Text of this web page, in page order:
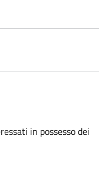
in possesso dei